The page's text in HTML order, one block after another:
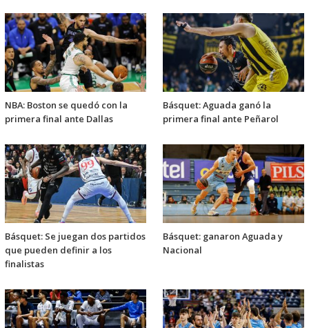
NBA: Boston se quedó con la
primera final ante Dallas
Básquet: Aguada ganó la
primera final ante Peñarol
Básquet: Se juegan dos partidos
que pueden definir a los
finalistas
Básquet: ganaron Aguada y
Nacional